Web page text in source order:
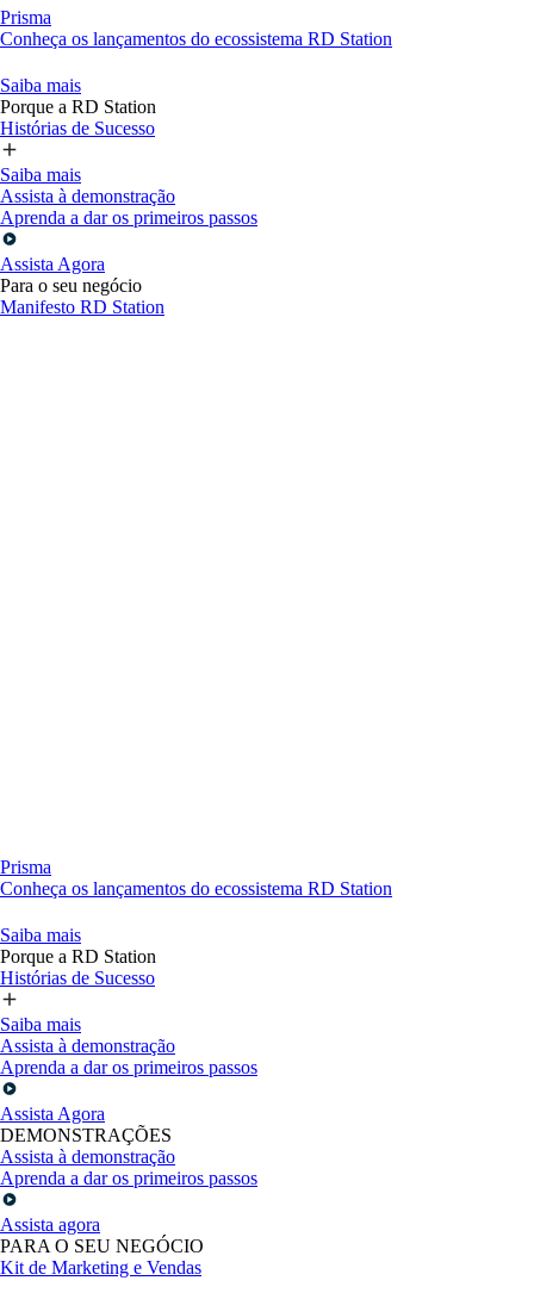
Prisma
Conheça os lançamentos do ecossistema RD Station
Saiba mais
Porque a RD Station
Histórias de Sucesso
Saiba mais
Assista à demonstração
Aprenda a dar os primeiros passos
Assista Agora
Para o seu negócio
Manifesto RD Station
Prisma
Conheça os lançamentos do ecossistema RD Station
Saiba mais
Porque a RD Station
Histórias de Sucesso
Saiba mais
Assista à demonstração
Aprenda a dar os primeiros passos
Assista Agora
DEMONSTRAÇÕES
Assista à demonstração
Aprenda a dar os primeiros passos
Assista agora
PARA O SEU NEGÓCIO
Kit de Marketing e Vendas